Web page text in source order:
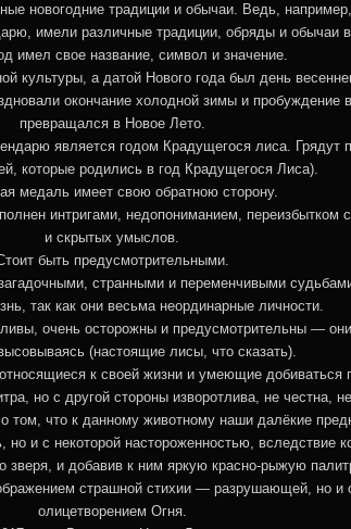
новогодние традиции и обычаи. Ведь,
имели различные традиции, обряды и обычаи
имел свое название, символ и значение.
культуры, а датой Нового года был день
окончание холодной зимы и пробуждение
превращался в Новое Лето.
является годом Крадущегося лиса.
которые родились в год Крадущегося Лиса).
медаль имеет свою обратною сторону.
интригами, недопониманием, переизбытком
и скрытых умыслов.
быть предусмотрительными.
странными и переменчивыми
так как они весьма неординарные личности.
очень осторожны и предусмотрительны —
(настоящие лисы, что сказать).
к своей жизни и умеющие добиваться
но с другой стороны изворотлива, не честна,
том, что к данному животному наши далёкие
но и с некоторой настороженностью, вследствие
зверя, и добавив к ним яркую красно-рыжую
страшной стихии — разрушающей, но
олицетворением Огня.